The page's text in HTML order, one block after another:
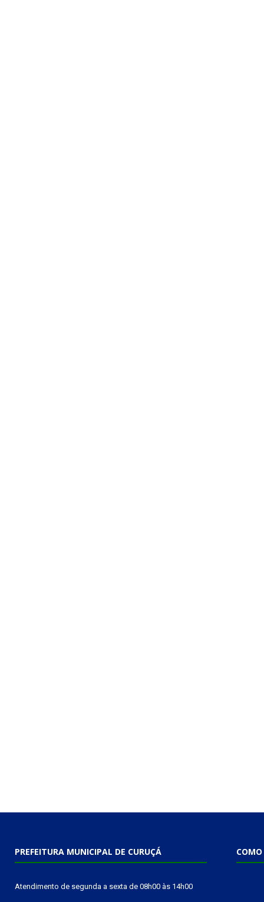
PREFEITURA MUNICIPAL DE CURUÇÁ
Atendimento de segunda a sexta de 08h00 às 14h00
COMO